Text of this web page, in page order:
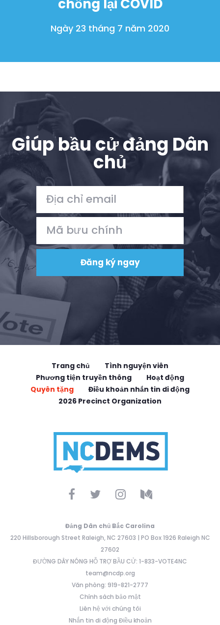
chống lại COVID
Ngày 23 tháng 7 năm 2020
Giúp bầu cử đảng Dân
chủ
Trang chủ
Tình nguyện viên
Phương tiện truyền thông
Hoạt động
Quyên tặng
Điều khoản nhắn tin di động
2026 Precinct Organization
Đảng Dân chủ Bắc Carolina
220 Hillsborough Street Raleigh, NC 27603 | PO Box 1926 Raleigh NC
27602
ĐƯỜNG DÂY NÓNG HỖ TRỢ BẦU CỬ: 1-833-VOTE4NC
team@ncdp.org
Văn phòng: 919-821-2777
Chính sách bảo mật
Liên hệ với chúng tôi
Nhắn tin di động Điều khoản